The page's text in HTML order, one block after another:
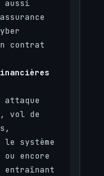
aussi
contrat
vol de
système
encore
entraînant